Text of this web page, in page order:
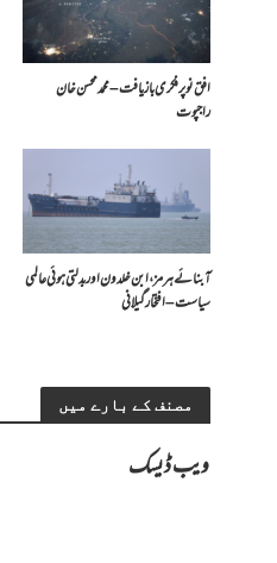
افق نو پر فکری بازیافت – محمد محسن خان
راجپوت
آبنائے ہرمز، ابن خلدون اور بدلتی ہوئی عالمی
سیاست – افتخار گیلانی
مصنف کے بارے میں
ویب ڈیسک